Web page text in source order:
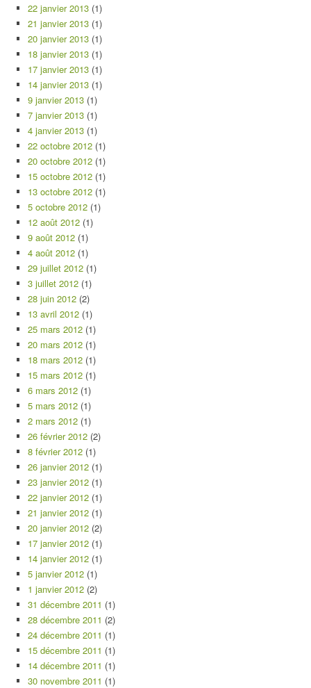
22 janvier 2013 (1)
21 janvier 2013 (1)
20 janvier 2013 (1)
18 janvier 2013 (1)
17 janvier 2013 (1)
14 janvier 2013 (1)
9 janvier 2013 (1)
7 janvier 2013 (1)
4 janvier 2013 (1)
22 octobre 2012 (1)
20 octobre 2012 (1)
15 octobre 2012 (1)
13 octobre 2012 (1)
5 octobre 2012 (1)
12 août 2012 (1)
9 août 2012 (1)
4 août 2012 (1)
29 juillet 2012 (1)
3 juillet 2012 (1)
28 juin 2012 (2)
13 avril 2012 (1)
25 mars 2012 (1)
20 mars 2012 (1)
18 mars 2012 (1)
15 mars 2012 (1)
6 mars 2012 (1)
5 mars 2012 (1)
2 mars 2012 (1)
26 février 2012 (2)
8 février 2012 (1)
26 janvier 2012 (1)
23 janvier 2012 (1)
22 janvier 2012 (1)
21 janvier 2012 (1)
20 janvier 2012 (2)
17 janvier 2012 (1)
14 janvier 2012 (1)
5 janvier 2012 (1)
1 janvier 2012 (2)
31 décembre 2011 (1)
28 décembre 2011 (2)
24 décembre 2011 (1)
15 décembre 2011 (1)
14 décembre 2011 (1)
30 novembre 2011 (1)